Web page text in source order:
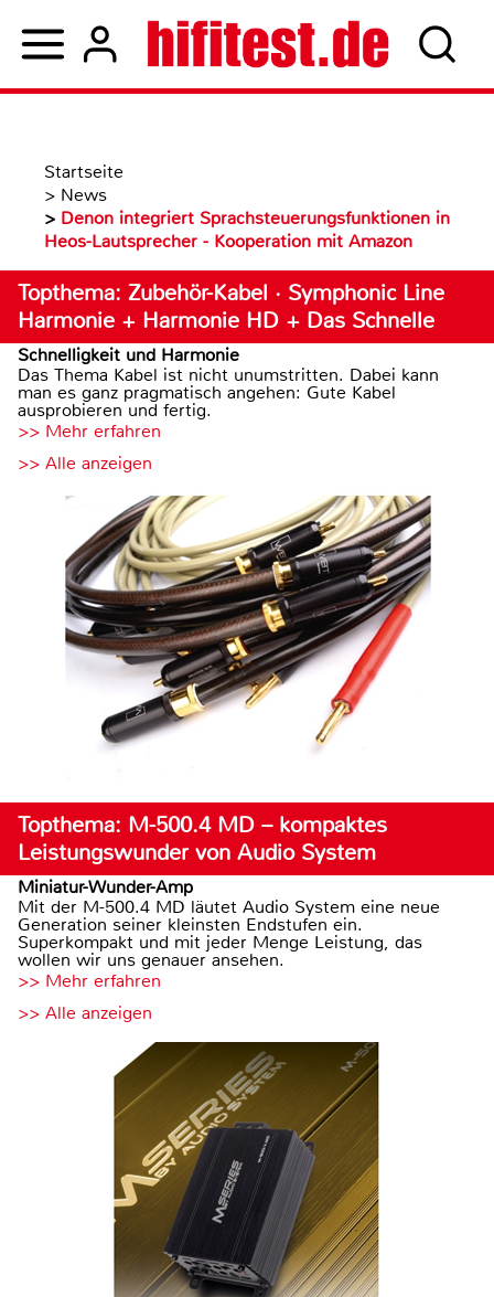
Startseite
> News
> Denon integriert Sprachsteuerungsfunktionen in
Heos-Lautsprecher - Kooperation mit Amazon
Topthema: Zubehör-Kabel · Symphonic Line
Harmonie + Harmonie HD + Das Schnelle
Schnelligkeit und Harmonie
Das Thema Kabel ist nicht unumstritten. Dabei kann
man es ganz pragmatisch angehen: Gute Kabel
ausprobieren und fertig.
>> Mehr erfahren
>> Alle anzeigen
Topthema: M-500.4 MD – kompaktes
Leistungswunder von Audio System
Miniatur-Wunder-Amp
Mit der M-500.4 MD läutet Audio System eine neue
Generation seiner kleinsten Endstufen ein.
Superkompakt und mit jeder Menge Leistung, das
wollen wir uns genauer ansehen.
>> Mehr erfahren
>> Alle anzeigen